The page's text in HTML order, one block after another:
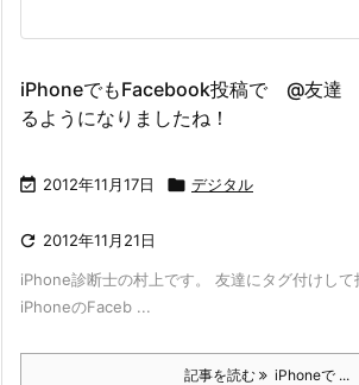
iPhoneでもFacebook投稿で @友達
るようになりましたね！
 2012年11月17日  デジタル
 2012年11月21日
iPhone診断士の村上です。 友達にタグ付けして
iPhoneのFaceb ...
記事を読む iPhoneで ...